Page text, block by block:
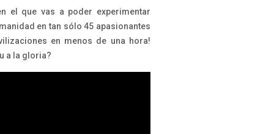
el que vas a poder experimentar
en tan sólo 45 apasionantes
en menos de una hora!
a la gloria?